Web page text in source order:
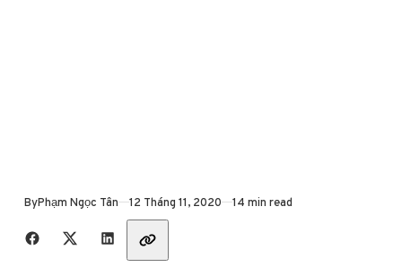
ByPhạm Ngọc Tân Published
12 Tháng 11, 2020 14 min read
Share with friends